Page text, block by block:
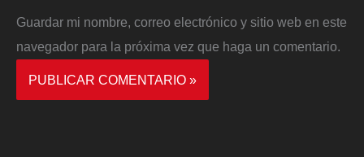
Guardar mi nombre, correo electrónico y sitio web en este
navegador para la próxima vez que haga un comentario.